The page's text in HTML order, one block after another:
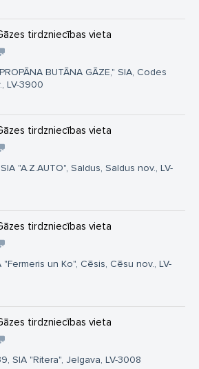
tirdzniecības vieta
BUTĀNA GĀZE," SIA, Codes
LV-3900
tirdzniecības vieta
"A.Z.AUTO", Saldus, Saldus nov., LV-
tirdzniecības vieta
un Ko", Cēsis, Cēsu nov., LV-
tirdzniecības vieta
SIA "Ritera", Jelgava, LV-3008